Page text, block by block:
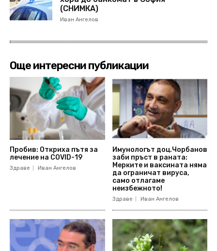
(СНИМКА)
Иван Ангелов
Още интересни публикации
Пробив: Откриха пътя за
лечение на COVID-19
Здраве Иван Ангелов
Имунологът доц.Чорбанов
заби пръст в раната:
Мерките и ваксината няма
да ограничат вируса,
само отлагаме
неизбежното!
Здраве Иван Ангелов